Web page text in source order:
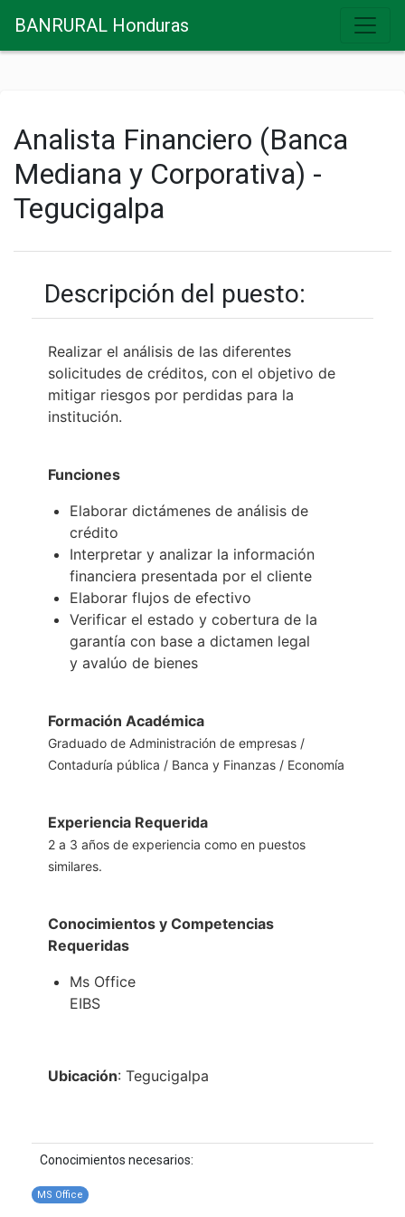
BANRURAL Honduras
Analista Financiero (Banca
Mediana y Corporativa) -
Tegucigalpa
Descripción del puesto:
Realizar el análisis de las diferentes
solicitudes de créditos, con el objetivo de
mitigar riesgos por perdidas para la
institución.
Funciones
Elaborar dictámenes de análisis de
crédito
Interpretar y analizar la información
financiera presentada por el cliente
Elaborar flujos de efectivo
Verificar el estado y cobertura de la
garantía con base a dictamen legal
y avalúo de bienes
Formación Académica
Graduado de Administración de empresas /
Contaduría pública / Banca y Finanzas / Economía
Experiencia Requerida
2 a 3 años de experiencia como en puestos
similares.
Conocimientos y Competencias
Requeridas
Ms Office
EIBS
Ubicación: Tegucigalpa
Conocimientos necesarios:
MS Office